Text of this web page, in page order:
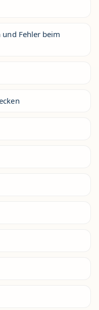
und Fehler beim